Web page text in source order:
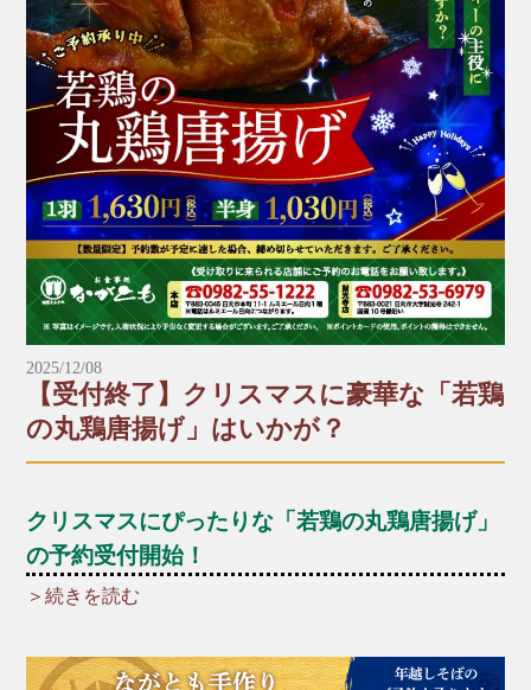
2025/12/08
【受付終了】クリスマスに豪華な「若鶏
の丸鶏唐揚げ」はいかが？
クリスマスにぴったりな「若鶏の丸鶏唐揚げ」
の予約受付開始！
クリスマスパーティーの主役に、厳選した新鮮な若
＞続きを読む